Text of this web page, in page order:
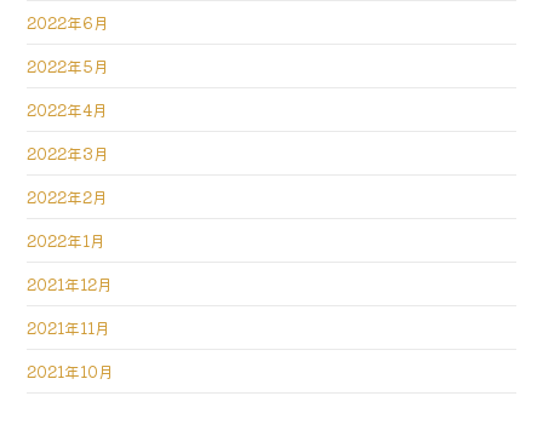
2022年6月
2022年5月
2022年4月
2022年3月
2022年2月
2022年1月
2021年12月
2021年11月
2021年10月